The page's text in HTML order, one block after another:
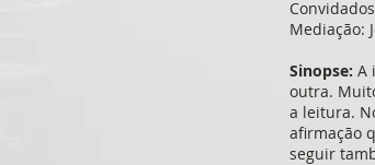
Mediação:
Sinopse: A
outra.
a leitura.
afirmação
seguir